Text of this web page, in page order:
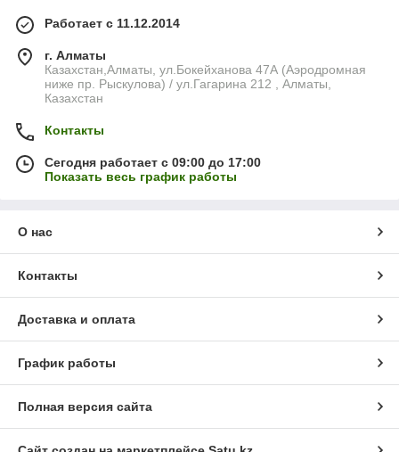
Работает с 11.12.2014
г. Алматы
Казахстан,Алматы, ул.Бокейханова 47А (Аэродромная
ниже пр. Рыскулова) / ул.Гагарина 212 , Алматы,
Казахстан
Контакты
Сегодня работает с 09:00 до 17:00
Показать весь график работы
О нас
Контакты
Доставка и оплата
График работы
Полная версия сайта